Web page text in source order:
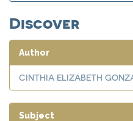
Discover
Author
CINTHIA ELIZABETH
Subject